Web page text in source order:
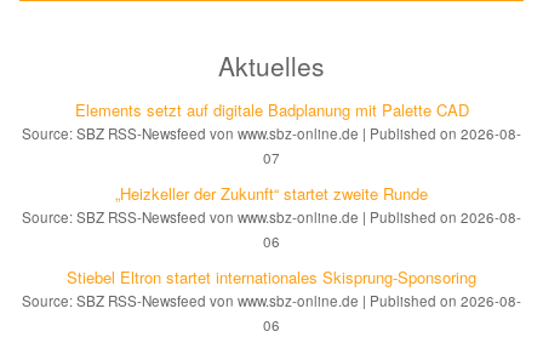
Aktuelles
Elements setzt auf di­gi­ta­le Bad­pla­nung mit Palette CAD
Source: SBZ RSS-Newsfeed von www.sbz-online.de
Published on 2026-08-
07
„Heizkeller der Zu­kunft“ star­tet zwei­te Run­de
Source: SBZ RSS-Newsfeed von www.sbz-online.de
Published on 2026-08-
06
Stiebel Eltron startet internatio­nales Ski­sprung-Spon­soring
Source: SBZ RSS-Newsfeed von www.sbz-online.de
Published on 2026-08-
06